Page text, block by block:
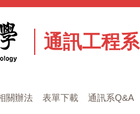
通訊工程系
關辦法 表單下載 通訊系Q&A